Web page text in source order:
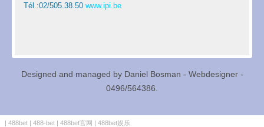
Tél.:02/505.38.50 www.ipi.be
Designed and managed by Daniel Bosman - Webdesigner -
0496/564386.
| 488bet | 488-bet | 488bet官网 | 488bet娱乐